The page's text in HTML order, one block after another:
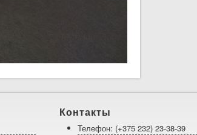
Контакты
Телефон: (+375 232) 23-38-39